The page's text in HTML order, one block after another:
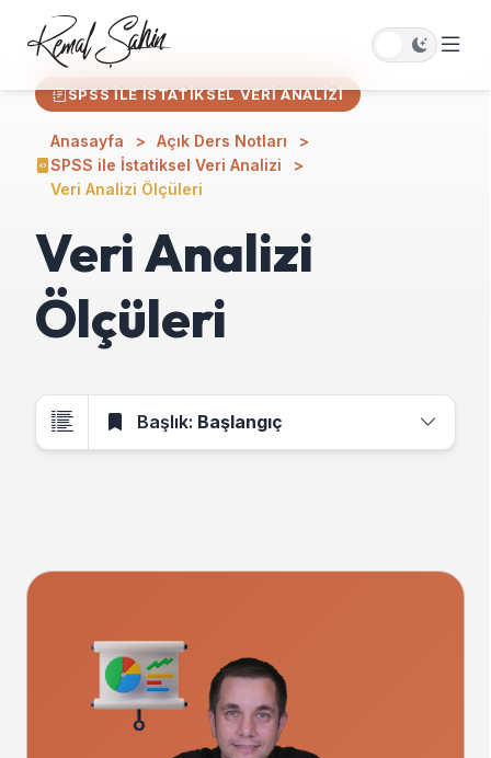
SPSS ILE İSTATIKSEL VERI ANALIZI
Anasayfa
Açık Ders Notları
SPSS ile İstatiksel Veri Analizi
Veri Analizi Ölçüleri
Veri Analizi
Ölçüleri
Başlık: Başlangıç